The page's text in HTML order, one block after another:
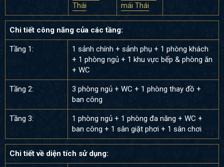
Thái
mái Thái
Chi tiết công năng của các tầng:
Tầng 1:
1 sảnh chính + sảnh phụ + 1 phòng khách
+ 1 phòng ngủ + 1 khu vực bếp & phòng ăn
+ WC
Tầng 2:
3 phòng ngủ + WC + 1 phòng thay đồ +
ban công
Tầng 3:
1 phòng ngủ + 1 phòng đa năng + WC +
ban công + 1 sân giặt phơi + 1 sân chơi
Chi tiết về diện tích sử dụng: